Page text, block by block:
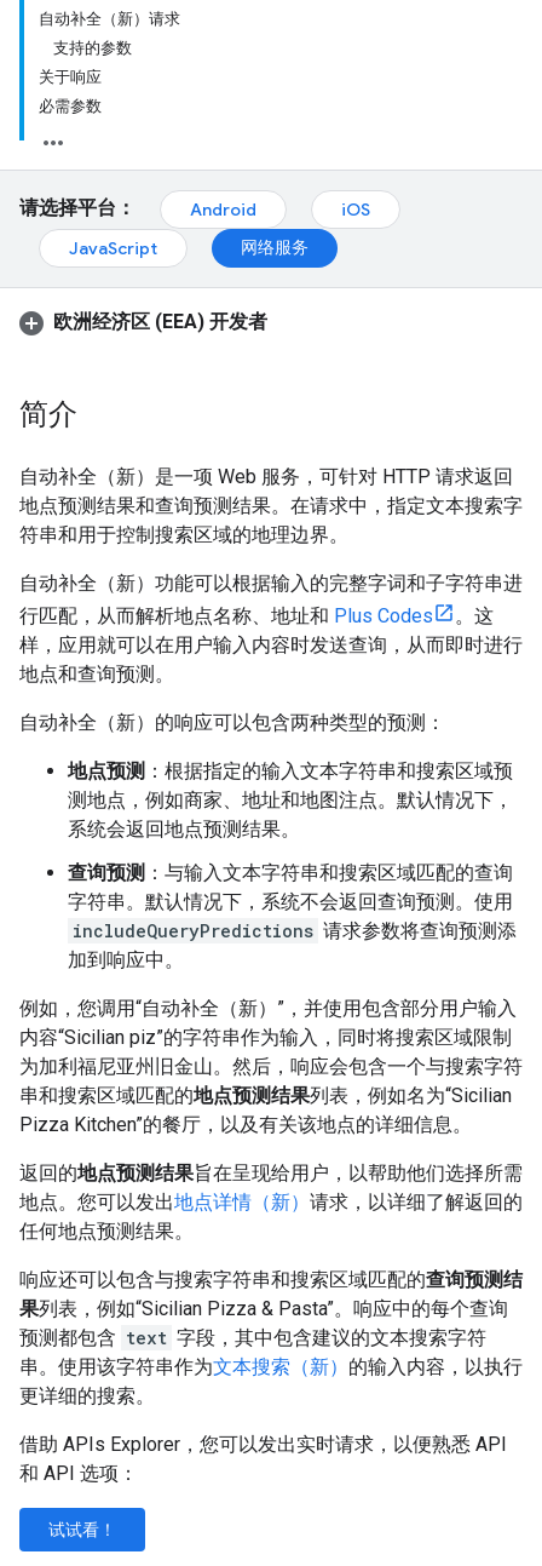
自动补全（新）请求
支持的参数
关于响应
必需参数
请选择平台： Android
iOS
JavaScript
网络服务
欧洲经济区 (EEA) 开发者
简介
自动补全（新）是一项 Web 服务，可针对 HTTP 请求返回
地点预测结果和查询预测结果。在请求中，指定文本搜索字
符串和用于控制搜索区域的地理边界。
自动补全（新）功能可以根据输入的完整字词和子字符串进
行匹配，从而解析地点名称、地址和 Plus Codes
。这
样，应用就可以在用户输入内容时发送查询，从而即时进行
地点和查询预测。
自动补全（新）的响应可以包含两种类型的预测：
地点预测 ：根据指定的输入文本字符串和搜索区域预
测地点，例如商家、地址和地图注点。默认情况下，
系统会返回地点预测结果。
查询预测 ：与输入文本字符串和搜索区域匹配的查询
字符串。默认情况下，系统不会返回查询预测。使用
includeQueryPredictions 请求参数将查询预测添
加到响应中。
例如，您调用“自动补全（新）”，并使用包含部分用户输入
内容“Sicilian piz”的字符串作为输入，同时将搜索区域限制
为加利福尼亚州旧金山。然后，响应会包含一个与搜索字符
串和搜索区域匹配的地点预测结果列表，例如名为“Sicilian
Pizza Kitchen”的餐厅，以及有关该地点的详细信息。
返回的地点预测结果旨在呈现给用户，以帮助他们选择所需
地点。您可以发出地点详情（新） 请求，以详细了解返回的
任何地点预测结果。
响应还可以包含与搜索字符串和搜索区域匹配的查询预测结
果列表，例如“Sicilian Pizza & Pasta”。响应中的每个查询
预测都包含 text 字段，其中包含建议的文本搜索字符
串。使用该字符串作为文本搜索（新） 的输入内容，以执行
更详细的搜索。
借助 APIs Explorer，您可以发出实时请求，以便熟悉 API
和 API 选项：
试试看！